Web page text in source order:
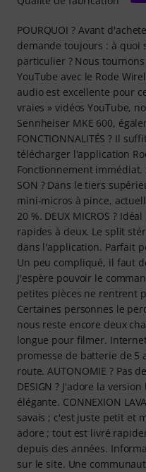
POURQUOI ? Avant
demande toujours : à quoi
particulier ? Nous
YouTube avec le Rode
audio est excellente pour
vraies » vidéos YouTube,
Sennheiser MKE 600,
FONCTIONNALITÉS ? Il
télécharger l'application
Fonctionnement
SON ? Dans le tiers
mini-micros à pince,
20 %. DEUX MICROS ?
rapides à deux. Le split
dans l'application. Parfait
Un peu compliqué, il faut
J'espère pouvoir le
petites pièces ne rentrent
Certaines personnes le
nous reste encore deux
longue pour filmer.
promesse de batterie de 5
route. AUTONOMIE ? Pas
DESIGN ? J'adore la
élégante. CONNEXION
savais ; c'est juste petit et
adore ; tout est livré
depuis des années.
sur le site. Une